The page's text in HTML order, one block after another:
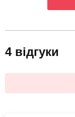
4 відгуки